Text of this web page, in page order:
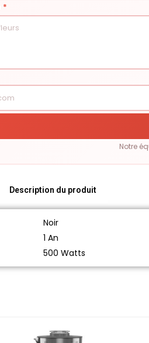
*
Notre
Description du produit
Noir
1 An
500 Watts